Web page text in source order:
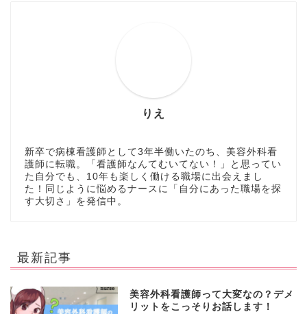
りえ
新卒で病棟看護師として3年半働いたのち、美容外科看
護師に転職。「看護師なんてむいてない！」と思ってい
た自分でも、10年も楽しく働ける職場に出会えまし
た！同じように悩めるナースに「自分にあった職場を探
す大切さ」を発信中。
最新記事
美容外科看護師って大変なの？デメ
リットをこっそりお話します！